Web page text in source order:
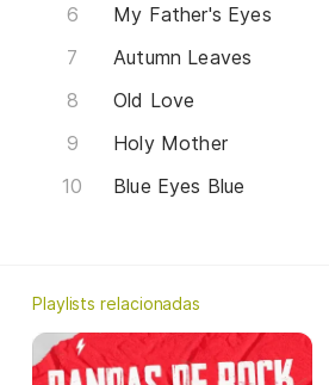
My Father's Eyes
Autumn Leaves
Old Love
Holy Mother
Blue Eyes Blue
Playlists relacionadas